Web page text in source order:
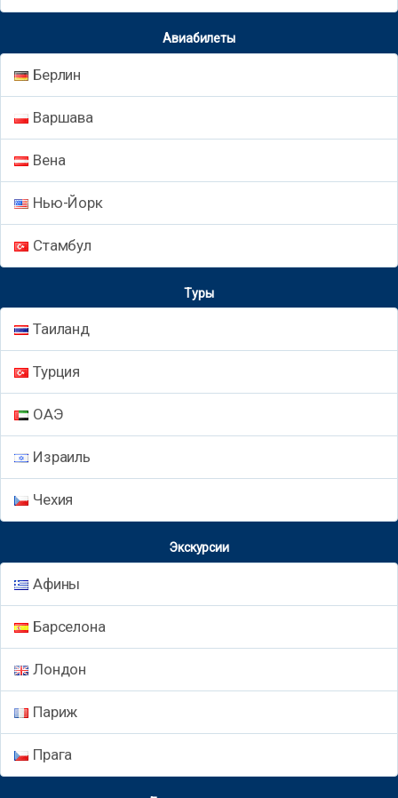
Авиабилеты
Берлин
Варшава
Вена
Нью-Йорк
Стамбул
Туры
Таиланд
Турция
ОАЭ
Израиль
Чехия
Экскурсии
Афины
Барселона
Лондон
Париж
Прага